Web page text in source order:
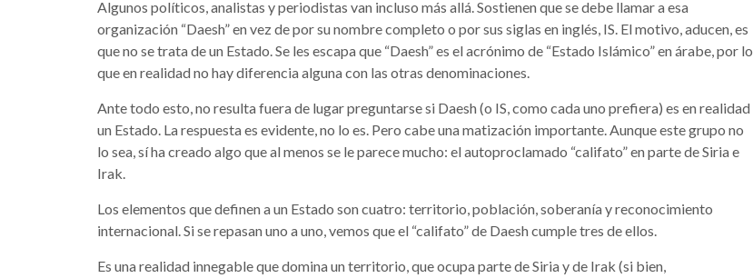
Algunos políticos, analistas y periodistas van incluso más allá. Sostienen que se debe llamar a esa
organización “Daesh” en vez de por su nombre completo o por sus siglas en inglés, IS. El motivo, aducen, es
que no se trata de un Estado. Se les escapa que “Daesh” es el acrónimo de “Estado Islámico” en árabe, por lo
que en realidad no hay diferencia alguna con las otras denominaciones.
Ante todo esto, no resulta fuera de lugar preguntarse si Daesh (o IS, como cada uno prefiera) es en realidad
un Estado. La respuesta es evidente, no lo es. Pero cabe una matización importante. Aunque este grupo no
lo sea, sí ha creado algo que al menos se le parece mucho: el autoproclamado “califato” en parte de Siria e
Irak.
Los elementos que definen a un Estado son cuatro: territorio, población, soberanía y reconocimiento
internacional. Si se repasan uno a uno, vemos que el “califato” de Daesh cumple tres de ellos.
Es una realidad innegable que domina un territorio, que ocupa parte de Siria y de Irak (si bien,